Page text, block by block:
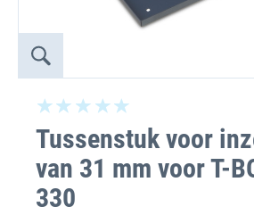
Tussenstuk voor
van 31 mm voor T-
330